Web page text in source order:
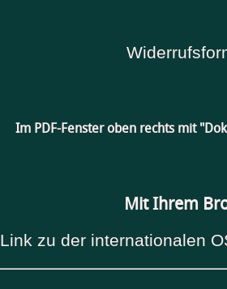
Im PDF-Fenster oben rechts mit
Mit Ihrem
Link zu der internationalen